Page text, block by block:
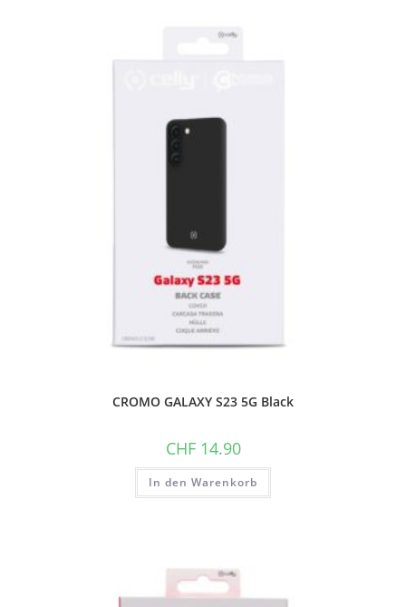
CROMO GALAXY S23 5G Black
CHF14.90
In den Warenkorb